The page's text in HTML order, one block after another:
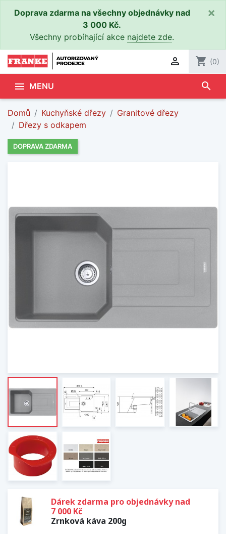
Doprava zdarma na všechny objednávky nad
3 000 Kč.
Všechny probíhající akce najdete zde.
×
 shopping_cart (0)
 MENU search
Domů Kuchyňské dřezy
Granitové dřezy
Dřezy s odkapem
DOPRAVA ZDARMA
Dárek zdarma pro objednávky nad
7 000 Kč
Zrnková káva 200g